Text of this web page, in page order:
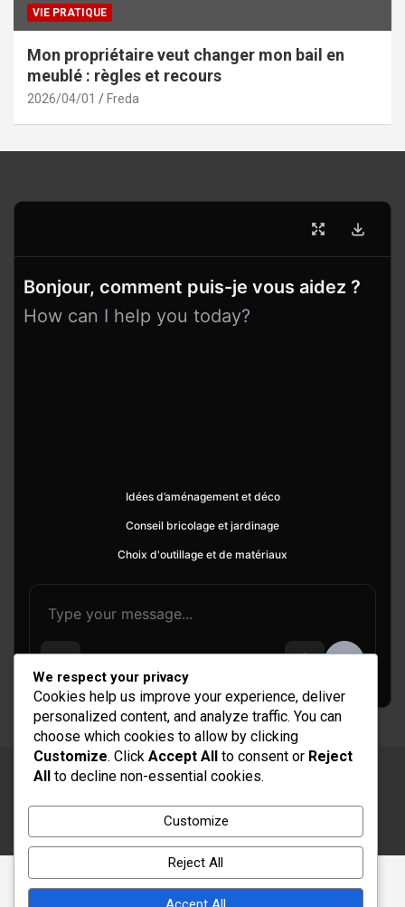
VIE PRATIQUE
Mon propriétaire veut changer mon bail en
meublé : règles et recours
2026/04/01 Freda
Bonjour, comment puis-je vous aidez ?
How can I help you today?
Idées d’aménagement et déco
Conseil bricolage et jardinage
Choix d'outillage et de matériaux
Copyright © 2026Rénovation et Décoration
Thème par :Theme Horse
Fièrement propulsé par :
We respect your privacy
Cookies help us improve your experience, deliver
personalized content, and analyze traffic. You can
choose which cookies to allow by clicking
Customize. Click Accept All to consent or Reject
All to decline non-essential cookies.
Customize
Reject All